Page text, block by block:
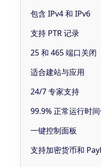
包含 IPv4 和 IPv6
支持 PTR 记录
25 和 465 端口关闭
适合建站与应用
24/7 专家支持
99.9% 正常运行时
一键控制面板
支持加密货币和